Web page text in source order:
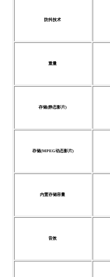
防抖技术
重量
存储(静态影片)
存储(MPEG动态影片)
内置存储容量
音效